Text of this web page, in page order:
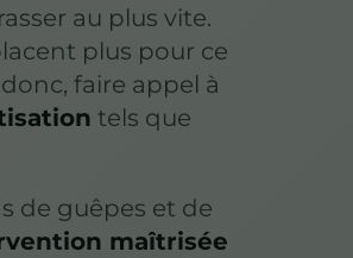
au plus vite.
plus pour ce
faire appel à
tels que
de guêpes et de
maîtrisée